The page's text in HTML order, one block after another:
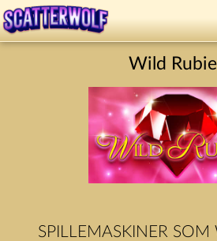
Wild
SPILLEMASKINER SOM